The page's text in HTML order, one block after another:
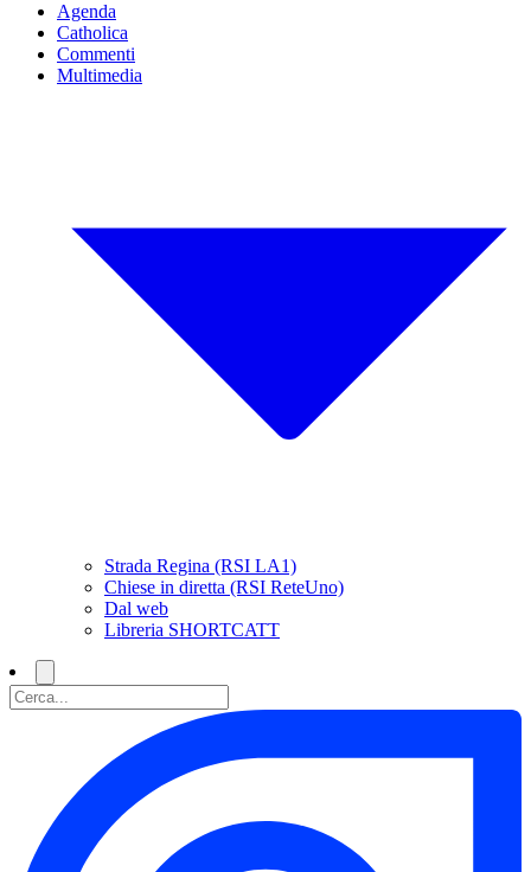
Agenda
Catholica
Commenti
Multimedia
Strada Regina (RSI LA1)
Chiese in diretta (RSI ReteUno)
Dal web
Libreria SHORTCATT